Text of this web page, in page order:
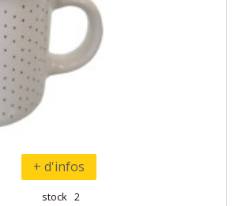
+ d'infos
stock 2